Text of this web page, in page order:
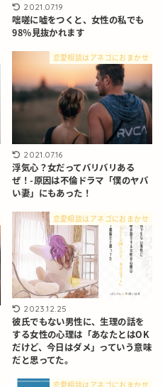
2021.07.19
咄嗟に嘘をつくと、女性の私でも
98％見抜かれます
恋愛相談はアネゴにおまかせ
2021.07.16
浮気心？女だってバリバリある
ぜ！-原因は不倫ドラマ「僕のヤバ
い妻」にもあった！
恋愛相談はアネゴにおまかせ
2023.12.25
彼氏でもない男性に、生理の話を
する女性の心理は「あなたとはOK
だけど、今日はダメ」っていう意味
だと思ってた。
恋愛相談はアネゴにおまかせ